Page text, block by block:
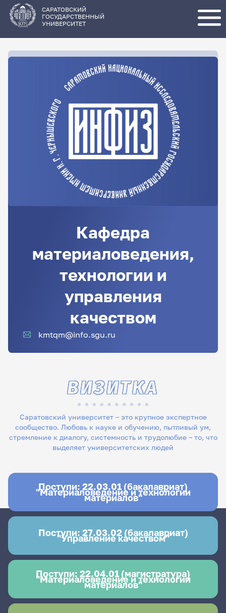
основному
содержанию
САРАТОВСКИЙ
ГОСУДАРСТВЕННЫЙ
УНИВЕРСИТЕТ
Кафедра
материаловедения,
технологии и
управления
качеством
kmtqm@info.sgu.ru
Саратовский университет – это крупное экспертное
сообщество. Любовь к науке и обучению, пытливый ум,
стремление к диалогу, системность и трудолюбие – то, что
выделяет университетских людей
ВИЗИТКА
Поступи: 22.03.01 (бакалавриат)
"Материаловедение и технологии
материалов"
Поступи: 27.03.02 (бакалавриат)
"Управление качеством"
Поступи: 22.04.01 (магистратура)
"Материаловедение и технологии
материалов"